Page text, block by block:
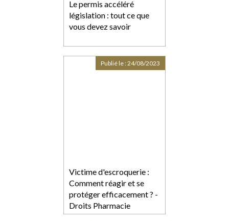
Le permis accéléré
législation : tout ce que
vous devez savoir
Victime d'escroquerie :
Comment réagir et se
protéger efficacement ? -
Droits Pharmacie
Publié le :24/08/2023